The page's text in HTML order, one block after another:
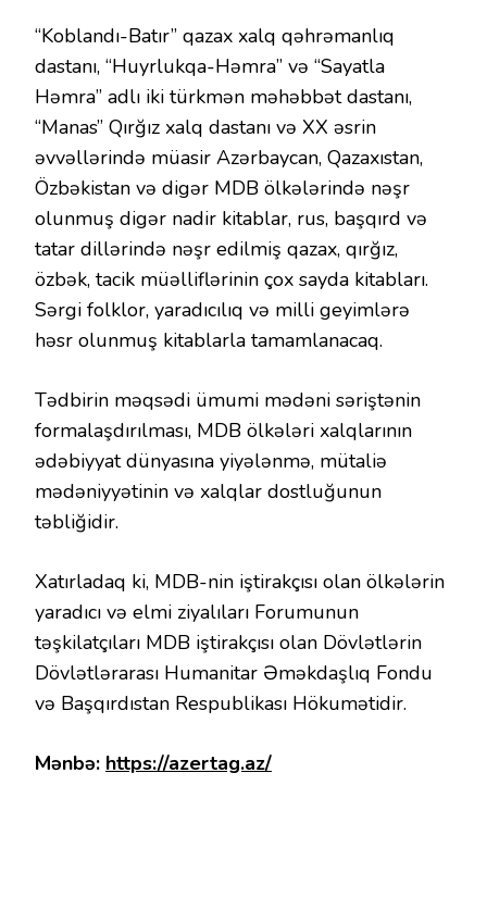
“Koblandı-Batır” qazax xalq qəhrəmanlıq
dastanı, “Huyrlukqa-Həmra” və “Sayatla
Həmra” adlı iki türkmən məhəbbət dastanı,
“Manas” Qırğız xalq dastanı və XX əsrin
əvvəllərində müasir Azərbaycan, Qazaxıstan,
Özbəkistan və digər MDB ölkələrində nəşr
olunmuş digər nadir kitablar, rus, başqırd və
tatar dillərində nəşr edilmiş qazax, qırğız,
özbək, tacik müəlliflərinin çox sayda kitabları.
Sərgi folklor, yaradıcılıq və milli geyimlərə
həsr olunmuş kitablarla tamamlanacaq.
Tədbirin məqsədi ümumi mədəni səriştənin
formalaşdırılması, MDB ölkələri xalqlarının
ədəbiyyat dünyasına yiyələnmə, mütaliə
mədəniyyətinin və xalqlar dostluğunun
təbliğidir.
Xatırladaq ki, MDB-nin iştirakçısı olan ölkələrin
yaradıcı və elmi ziyalıları Forumunun
təşkilatçıları MDB iştirakçısı olan Dövlətlərin
Dövlətlərarası Humanitar Əməkdaşlıq Fondu
və Başqırdıstan Respublikası Hökumətidir.
Mənbə: https://azertag.az/